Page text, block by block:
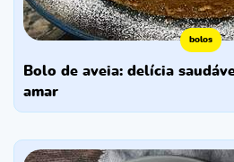
bolos
bolo de aveia: delícia saudável que todos vão
amar